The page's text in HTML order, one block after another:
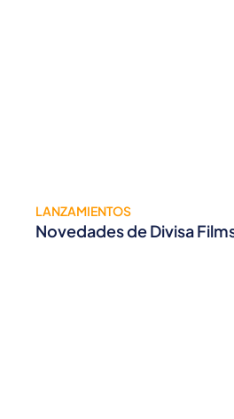
LANZAMIENTOS
Novedades de Divisa